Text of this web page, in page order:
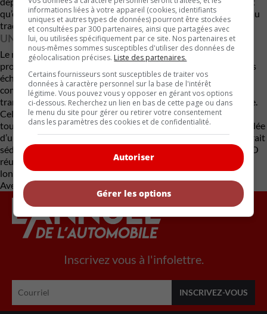
qu’elle vendra directement aux clients sans passer par un réseau
traditionnel de concessionnaires.
UN PARI AUDACIEUX
Le marché automobile regorge de jeunes entreprises qui ont
promis des véhicules révolutionnaires avant de repousser leurs
échéances à plusieurs reprises, voire de disparaître
complètement. REO devra donc démontrer sa capacité à
transformer son ambitieux projet en produit commercial viable.
Cela dit, dans un contexte où les camionnettes deviennent
toujours plus imposantes, plus luxueuses et plus coûteuses, l’idée
d’un petit camion à essence simple, robuste et abordable pourrait
séduire de nombreux acheteurs. Reste maintenant à voir si REO
réussira à concrétiser cette vision ou si ce projet rejoindra la
longue liste des rêves automobiles inachevés.
Avec des renseignements de Driving.ca
Inscrivez vous à l'infolettre.
informations liées à votre appareil (cookies, identifiants
uniques et autres types de données) pourront être stockées
et consultées par 300 partenaires, ainsi que partagées avec
lui, ou utilisées spécifiquement par ce site. Nos partenaires et
nous-mêmes sommes susceptibles d'utiliser des données de
géolocalisation précises. Liste des partenaires.
Certains fournisseurs sont susceptibles de traiter vos
données à caractère personnel sur la base de l'intérêt
légitime. Vous pouvez vous y opposer en gérant vos options
ci-dessous. Recherchez un lien en bas de cette page ou dans
le menu du site pour gérer ou retirer votre consentement
dans les paramètres des cookies et de confidentialité.
Autoriser
Gérer les options